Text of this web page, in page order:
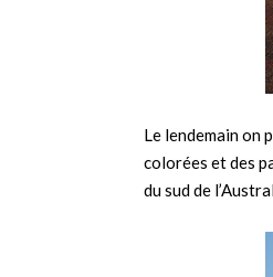
Le lendemain on
colorées et des
du sud de